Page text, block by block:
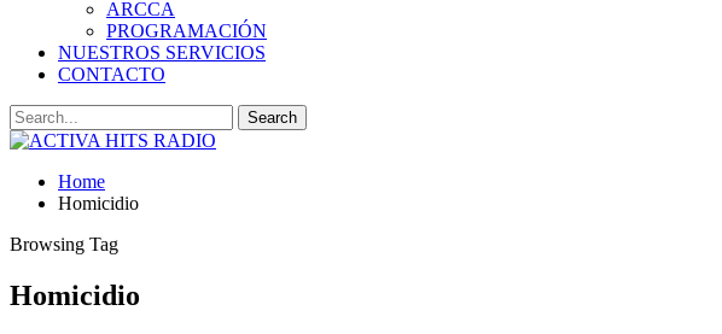
ARCCA
PROGRAMACIÓN
NUESTROS SERVICIOS
CONTACTO
Home
Homicidio
Browsing Tag
Homicidio